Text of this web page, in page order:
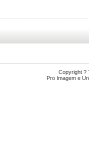
Copyright ?
Pro Imagem e